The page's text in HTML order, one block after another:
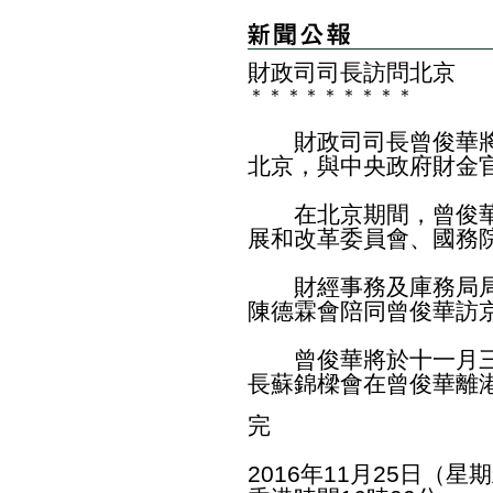
財政司司長訪問北京
＊ ＊ ＊ ＊ ＊ ＊ ＊ ＊ ＊
財政司司長曾俊華將
北京，與中央政府財金
在北京期間，曾俊華
展和改革委員會、國務
財經事務及庫務局局
陳德霖會陪同曾俊華訪
曾俊華將於十一月三
長蘇錦樑會在曾俊華離
完
2016年11月25日（星